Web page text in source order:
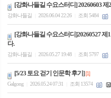
[강화나들길 수요스터디] 20260603
강화나들길 2026.06.04 22:26 조회 5484
[강화나들길 수요스터디]20260527
다.
강화나들길 2026.05.27 19:48 조회 5797
[5/23 토요 걷기 인문학 후기][1]
Galgong
2026.05.24 07:31 조회 13574